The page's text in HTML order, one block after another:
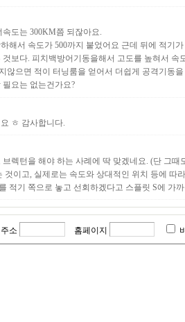
도는 300KM쯤 되잖아요.
해서 속도가 500까지 붙었어요 근데 뒤에 적기
보다. 피치백방어기동을해서 고도를 높혀서
않으면 적이 터닝룸을 얻어서 더쉽게 공격기
요는 없는건가요?
ㅎ 감사합니다.
렉턴을 해야 하는 사례에 딱 맞겠네요. (단 그
이고, 실제로는 속도와 상대적인 위치 등에
적기 쪽으로 놓고 선회하겠다고 스플릿 S에 가
소 홈페이지